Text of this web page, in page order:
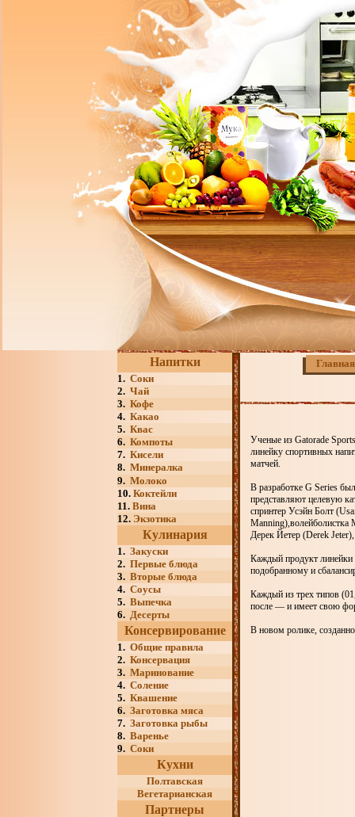
Напитки
1. Соки
2. Чай
3. Кофе
4. Какао
5. Квас
6. Компоты
7. Кисели
8. Минералка
9. Молоко
10. Коктейли
11. Вина
12. Экзотика
Кулинария
1. Закуски
2. Первые блюда
3. Вторые блюда
4. Соусы
5. Выпечка
6. Десерты
Консервирование
1. Общие правила
2. Консервация
3. Маринование
4. Соление
5. Квашение
6. Заготовка мяса
7. Заготовка рыбы
8. Варенье
9. Соки
Кухни
Полтавская
Вегетарианская
Партнеры
Главная
Ученые из Gatorade
линейку спортивных
матчей.
В разработке G Series
представляют целевую
спринтер Усэйн Болт
Manning),волейболистка
Дерек Йетер (Derek
Каждый продукт линейки
подобранному и
Каждый из трех типов
после — и имеет свою
В новом ролике,